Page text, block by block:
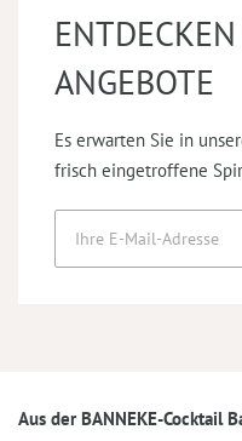
ANGEBOTE
Es erwarten Sie in
frisch eingetroffene
Aus der BANNEKE-Cocktail